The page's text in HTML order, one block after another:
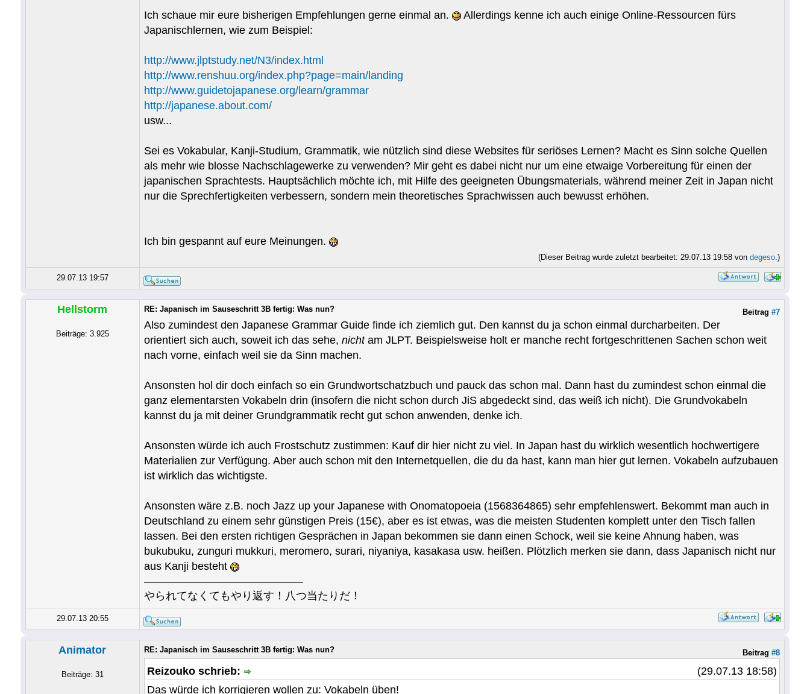
Ich schaue mir eure bisherigen Empfehlungen gerne einmal an.
Allerdings kenne ich auch einige Online-Ressourcen fürs
Japanischlernen, wie zum Beispiel:
http://www.jlptstudy.net/N3/index.html
http://www.renshuu.org/index.php?page=main/landing
http://www.guidetojapanese.org/learn/grammar
http://japanese.about.com/
usw...
Sei es Vokabular, Kanji-Studium, Grammatik, wie nützlich sind diese Websites für seriöses Lernen? Macht es Sinn solche Quellen
als mehr wie blosse Nachschlagewerke zu verwenden? Mir geht es dabei nicht nur um eine etwaige Vorbereitung für einen der
japanischen Sprachtests. Hauptsächlich möchte ich, mit Hilfe des geeigneten Übungsmaterials, während meiner Zeit in Japan nicht
nur die Sprechfertigkeiten verbessern, sondern mein theoretisches Sprachwissen auch bewusst erhöhen.
Ich bin gespannt auf eure Meinungen.
(Dieser Beitrag wurde zuletzt bearbeitet: 29.07.13 19:58 von degeso.)
29.07.13 19:57
Hellstorm
Beiträge: 3.925
Beitrag #7
RE: Japanisch im Sauseschritt 3B fertig: Was nun?
Also zumindest den Japanese Grammar Guide finde ich ziemlich gut. Den kannst du ja schon einmal durcharbeiten. Der
orientiert sich auch, soweit ich das sehe, nichtam JLPT. Beispielsweise holt er manche recht fortgeschrittenen Sachen schon weit
nach vorne, einfach weil sie da Sinn machen.
Ansonsten hol dir doch einfach so ein Grundwortschatzbuch und pauck das schon mal. Dann hast du zumindest schon einmal die
ganz elementarsten Vokabeln drin (insofern die nicht schon durch JiS abgedeckt sind, das weiß ich nicht). Die Grundvokabeln
kannst du ja mit deiner Grundgrammatik recht gut schon anwenden, denke ich.
Ansonsten würde ich auch Frostschutz zustimmen: Kauf dir hier nicht zu viel. In Japan hast du wirklich wesentlich hochwertigere
Materialien zur Verfügung. Aber auch schon mit den Internetquellen, die du da hast, kann man hier gut lernen. Vokabeln aufzubauen
ist wirklich das wichtigste.
Ansonsten wäre z.B. noch Jazz up your Japanese with Onomatopoeia (1568364865) sehr empfehlenswert. Bekommt man auch in
Deutschland zu einem sehr günstigen Preis (15€), aber es ist etwas, was die meisten Studenten komplett unter den Tisch fallen
lassen. Bei den ersten richtigen Gesprächen in Japan bekommen sie dann einen Schock, weil sie keine Ahnung haben, was
bukubuku, zunguri mukkuri, meromero, surari, niyaniya, kasakasa usw. heißen. Plötzlich merken sie dann, dass Japanisch nicht nur
aus Kanji besteht
やられてなくてもやり返す！八つ当たりだ！
29.07.13 20:55
Animator
Beiträge: 31
Beitrag #8
RE: Japanisch im Sauseschritt 3B fertig: Was nun?
(29.07.13 18:58)
Reizouko schrieb:
Das würde ich korrigieren wollen zu: Vokabeln üben!